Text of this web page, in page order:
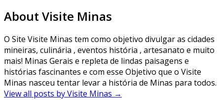
About Visite Minas
O Site Visite Minas tem como objetivo divulgar as cidades
mineiras, culinária , eventos história , artesanato e muito
mais! Minas Gerais e repleta de lindas paisagens e
histórias fascinantes e com esse Objetivo que o Visite
Minas nasceu tentar levar a história de Minas para todos.
View all posts by Visite Minas →